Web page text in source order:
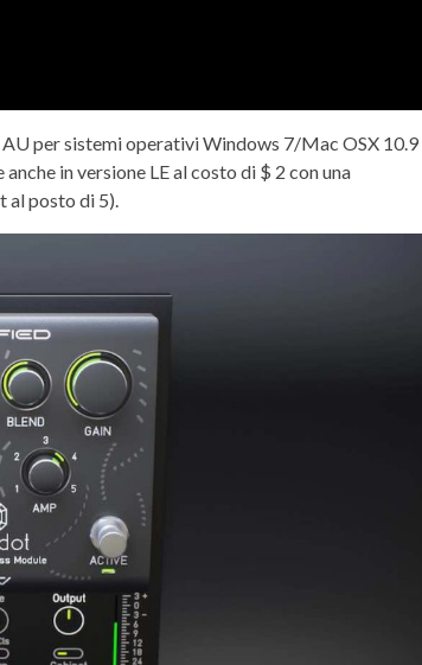
per sistemi operativi Windows 7/Mac OSX 10.9
anche in versione LE al costo di $ 2 con una
al posto di 5).